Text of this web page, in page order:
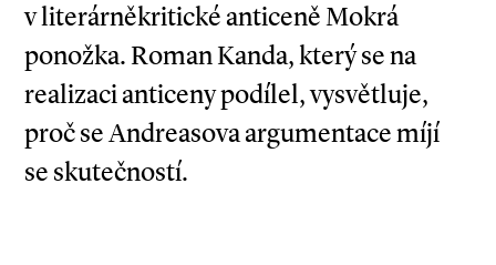
v literárněkritické anticeně Mokrá
ponožka. Roman Kanda, který se na
realizaci anticeny podílel, vysvětluje,
proč se Andreasova argumentace míjí
se skutečností.